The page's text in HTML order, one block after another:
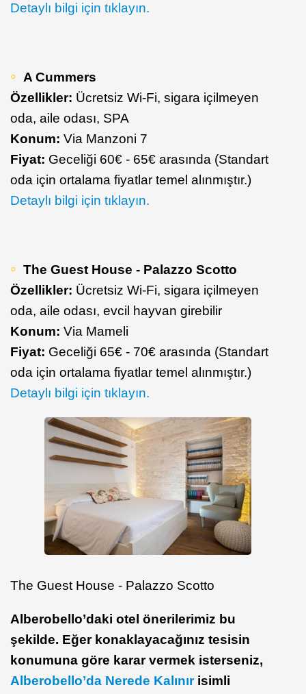
Detaylı bilgi için tıklayın.
A Cummers
Özellikler: Ücretsiz Wi-Fi, sigara içilmeyen
oda, aile odası, SPA
Konum: Via Manzoni 7
Fiyat: Geceliği 60€ - 65€ arasında (Standart
oda için ortalama fiyatlar temel alınmıştır.)
Detaylı bilgi için tıklayın.
The Guest House - Palazzo Scotto
Özellikler: Ücretsiz Wi-Fi, sigara içilmeyen
oda, aile odası, evcil hayvan girebilir
Konum: Via Mameli
Fiyat: Geceliği 65€ - 70€ arasında (Standart
oda için ortalama fiyatlar temel alınmıştır.)
Detaylı bilgi için tıklayın.
The Guest House - Palazzo Scotto
Alberobello’daki otel önerilerimiz bu
şekilde. Eğer konaklayacağınız tesisin
konumuna göre karar vermek isterseniz,
Alberobello’da Nerede Kalınırisimli